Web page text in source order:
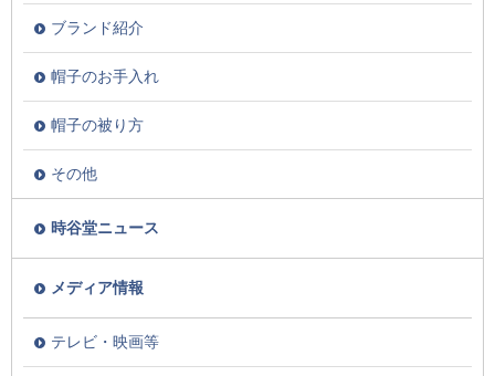
ブランド紹介
帽子のお手入れ
帽子の被り方
その他
時谷堂ニュース
メディア情報
テレビ・映画等